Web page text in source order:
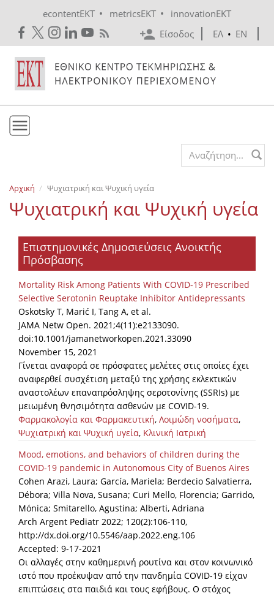
econtentEKT • metricsEKT •
innovationEKT
Είσοδος
ΕΛ • EN
Εκδόσεις
Ενημέρωση
Search form
Αρχική Ψυχιατρική και Ψυχική υγεία
Ψυχιατρική και Ψυχική υγεία
Επιστημονικές Δημοσιεύσεις Ανοικτής
Πρόσβασης
Mortality Risk Among Patients With COVID-19 Prescribed
Selective Serotonin Reuptake Inhibitor Antidepressants
Oskotsky T, Marić I, Tang A, et al.
JAMA Netw Open. 2021;4(11):e2133090.
doi:10.1001/jamanetworkopen.2021.33090
November 15, 2021
Γίνεται αναφορά σε πρόσφατες μελέτες στις οποίες έχει
αναφερθεί συσχέτιση μεταξύ της χρήσης εκλεκτικών
αναστολέων επαναπρόσληψης σεροτονίνης (SSRIs) με
μειωμένη θνησιμότητα ασθενών με COVID-19.
Φαρμακολογία και Φαρμακευτική, Λοιμώδη νοσήματα,
Ψυχιατρική και Ψυχική υγεία, Κλινική Ιατρική
Mood, emotions, and behaviors of children during the
COVID-19 pandemic in Autonomous City of Buenos Aires
Cohen Arazi, Laura; García, Mariela; Berdecio Salvatierra,
Débora; Villa Nova, Susana; Curi Mello, Florencia; Garrido,
Mónica; Smitarello, Agustina; Alberti, Adriana
Arch Argent Pediatr 2022; 120(2):106-110,
http://dx.doi.org/10.5546/aap.2022.eng.106
Accepted: 9-17-2021
Οι αλλαγές στην καθημερινή ρουτίνα και στον κοινωνικό
ιστό που προέκυψαν από την πανδημία COVID-19 είχαν
επιπτώσεις στα παιδιά και τους εφήβους. Ο στόχος